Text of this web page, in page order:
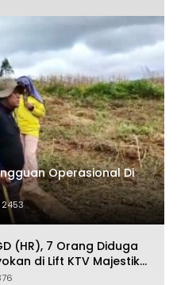
Operasional Di
2453
(HR), 7 Orang Diduga
di Lift KTV Majestik
Kantor Hukum JAP